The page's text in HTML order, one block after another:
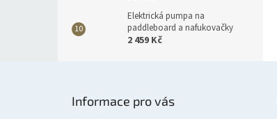
Elektrická pumpa na
paddleboard a nafukovačky
2 459 Kč
Informace pro vás